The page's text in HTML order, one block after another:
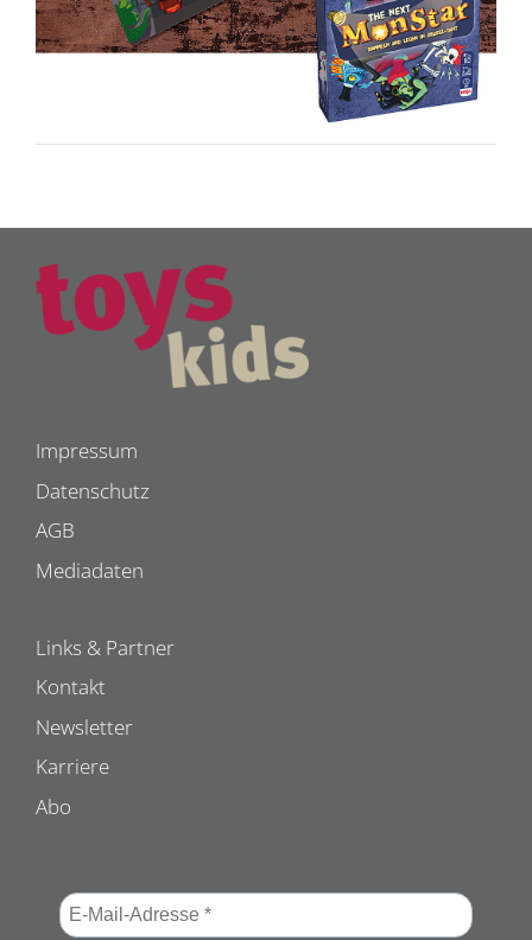
Impressum
Datenschutz
AGB
Mediadaten
Links & Partner
Kontakt
Newsletter
Karriere
Abo